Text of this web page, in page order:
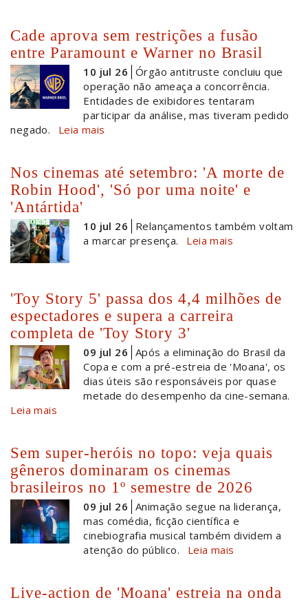
Cade aprova sem restrições a fusão
entre Paramount e Warner no Brasil
10 jul 26 Órgão antitruste concluiu que
operação não ameaça a concorrência.
Entidades de exibidores tentaram
participar da análise, mas tiveram pedido
negado.
Leia mais
Nos cinemas até setembro: 'A morte de
Robin Hood', 'Só por uma noite' e
'Antártida'
10 jul 26
Relançamentos também voltam
a marcar presença.
Leia mais
'Toy Story 5' passa dos 4,4 milhões de
espectadores e supera a carreira
completa de 'Toy Story 3'
09 jul 26 Após a eliminação do Brasil da
Copa e com a pré-estreia de 'Moana', os
dias úteis são responsáveis por quase
metade do desempenho da cine-semana.
Leia mais
Sem super-heróis no topo: veja quais
gêneros dominaram os cinemas
brasileiros no 1º semestre de 2026
09 jul 26 Animação segue na liderança,
mas comédia, ficção científica e
cinebiografia musical também dividem a
atenção do público.
Leia mais
Live-action de 'Moana' estreia na onda